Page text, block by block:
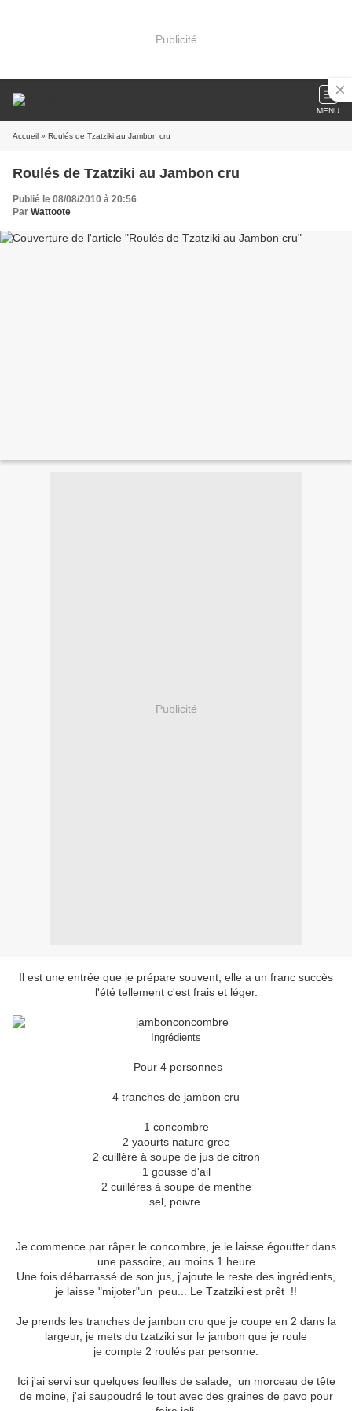
Publicité
MENU
Accueil » Roulés de Tzatziki au Jambon cru
Roulés de Tzatziki au Jambon cru
Publié le 08/08/2010 à 20:56
Par Wattoote
Publicité
Il est une entrée que je prépare souvent, elle a un franc succès
l'été tellement c'est frais et léger.
Ingrédients
Pour 4 personnes
4 tranches de jambon cru
1 concombre
2 yaourts nature grec
2 cuillère à soupe de jus de citron
1 gousse d'ail
2 cuillères à soupe de menthe
sel, poivre
Je commence par râper le concombre, je le laisse égoutter dans
une passoire, au moins 1 heure
Une fois débarrassé de son jus, j'ajoute le reste des ingrédients,
je laisse "mijoter"un peu... Le Tzatziki est prêt !!
Je prends les tranches de jambon cru que je coupe en 2 dans la
largeur, je mets du tzatziki sur le jambon que je roule
je compte 2 roulés par personne.
Ici j'ai servi sur quelques feuilles de salade, un morceau de tête
de moine, j'ai saupoudré le tout avec des graines de pavo pour